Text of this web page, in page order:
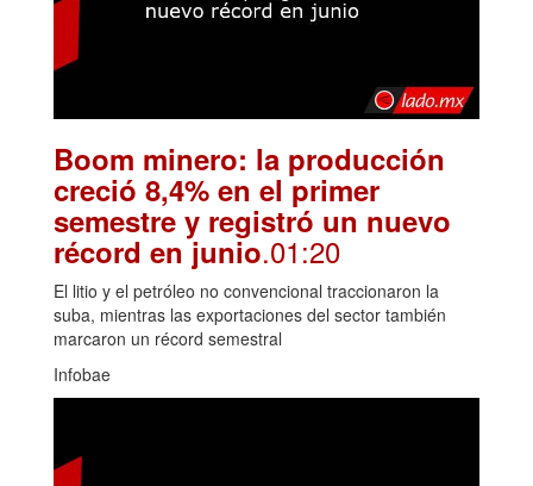
Boom minero: la producción
creció 8,4% en el primer
semestre y registró un nuevo
récord en junio.01:20
El litio y el petróleo no convencional traccionaron la
suba, mientras las exportaciones del sector también
marcaron un récord semestral
Infobae